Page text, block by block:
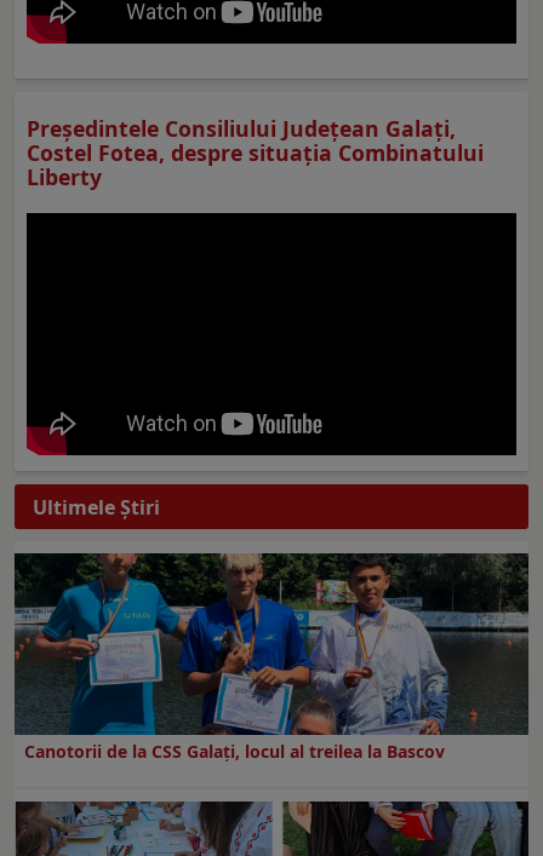
Preşedintele Consiliului Judeţean Galaţi,
Costel Fotea, despre situaţia Combinatului
Liberty
Ultimele Ştiri
Canotorii de la CSS Galați, locul al treilea la Bascov